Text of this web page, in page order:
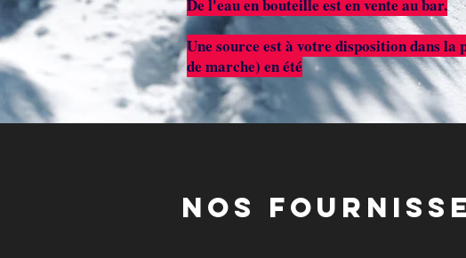
De l'eau en bouteille est en vente au bar.
Une source est à votre disposition dans
de marche) en été
nos